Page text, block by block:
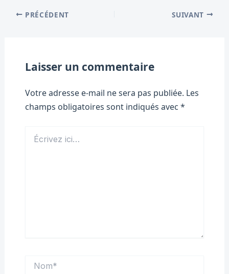
PRÉCÉDENT SUIVANT
Laisser un commentaire
Votre adresse e-mail ne sera pas publiée. Les
champs obligatoires sont indiqués avec *
ici…